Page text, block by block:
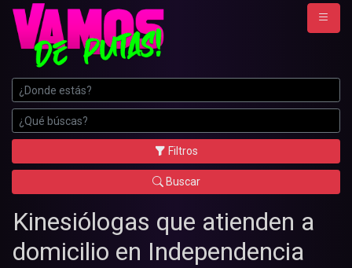
Filtros
Buscar
Kinesiólogas que atienden a
domicilio en Independencia